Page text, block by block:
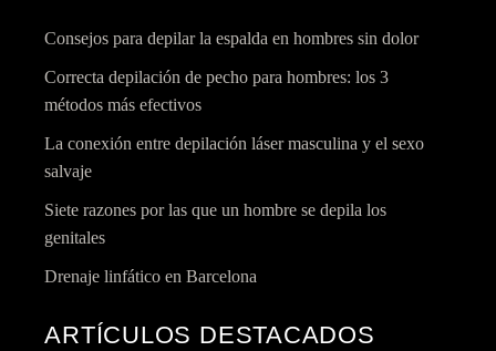
Consejos para depilar la espalda en hombres sin dolor
Correcta depilación de pecho para hombres: los 3
métodos más efectivos
La conexión entre depilación láser masculina y el sexo
salvaje
Siete razones por las que un hombre se depila los
genitales
Drenaje linfático en Barcelona
ARTÍCULOS DESTACADOS